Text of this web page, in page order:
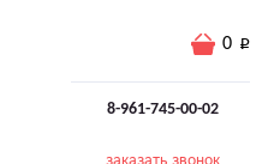
8-961-745-00-02
0